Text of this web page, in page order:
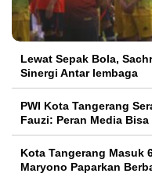
Lewat Sepak Bola,
Sinergi Antar lembaga
PWI Kota Tangerang
Fauzi: Peran Media
Kota Tangerang Masuk
Maryono Paparkan